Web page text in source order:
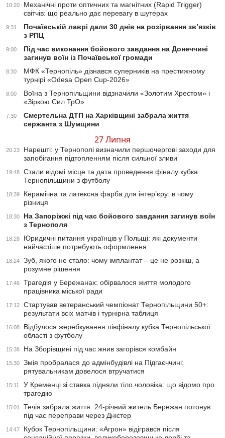
10:20
Механічні проти оптичних та магнітних (Rapid Trigger)
світчів: що реально дає перевагу в шутерах
9:31
Почаївській лаврі дали 30 днів на розірвання зв’язків
з РПЦ
9:00
Під час виконання бойового завдання на Донеччині
загинув воїн із Почаївської громади
8:30
МФК «Тернопіль» дізнався суперників на престижному
турнірі «Odesa Open Cup-2026»
8:00
Воїна з Тернопільщини відзначили «Золотим Хрестом» і
«Зіркою Сил ТрО»
7:30
Смертельна ДТП на Харківщині забрала життя
сержанта з Шумщини
27 Липня
20:23
Нарешті: у Тернополі визначили першочергові заходи для
запобігання підтопленням після сильної зливи
19:48
Стали відомі місце та дата проведення фіналу кубка
Тернопільщини з футболу
18:39
Керамічна та латексна фарба для інтер’єру: в чому
різниця
18:30
На Запоріжжі під час бойового завдання загинув воїн
з Тернополя
18:28
Юридичні питання українців у Польщі: які документи
найчастіше потребують оформлення
18:24
Зуб, якого не стало: чому імплантат – це не розкіш, а
розумне рішення
17:46
Трагедія у Бережанах: обірвалося життя молодого
працівника міської ради
17:12
Стартував ветеранський чемпіонат Тернопільщини 50+:
результати всіх матчів і турнірна таблиця
16:08
Відбулося жеребкування півфіналу кубка Тернопільської
області з футболу
15:38 На Зборівщині під час жнив загорівся комбайн
15:30
Змія пробралася до адмінбудівлі на Підгаєччині:
рятувальникам довелося втручатися
15:11
У Кременці зі ставка підняли тіло чоловіка: що відомо про
трагедію
15:01
Течія забрала життя: 24-річний житель Бережан потонув
під час переправи через Дністер
14:47
Кубок Тернопільщини: «Агрон» відігрався після